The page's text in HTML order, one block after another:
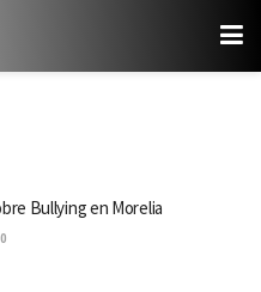
Bullying en Morelia
0